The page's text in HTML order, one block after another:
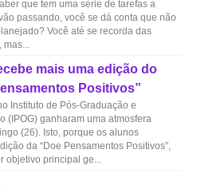
que tem uma série de tarefas a
passando, você se dá conta que não
Você até se recorda das
mas...
mais uma edição do
Positivos”
Instituto de Pós-Graduação e
(IPOG) ganharam uma atmosfera
(26). Isto, porque os alunos
da “Doe Pensamentos Positivos”,
objetivo principal ge...